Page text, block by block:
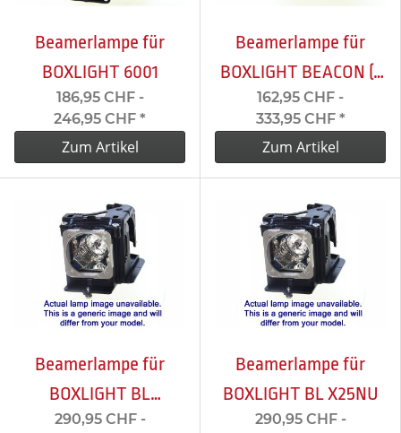
Beamerlampe für
BOXLIGHT 6001
186,95 CHF -
246,95 CHF *
Zum Artikel
Beamerlampe für
BOXLIGHT BEACON (2
pin connector)
162,95 CHF -
333,95 CHF *
Zum Artikel
Beamerlampe für
BOXLIGHT BL
WX25NU
290,95 CHF -
Beamerlampe für
BOXLIGHT BL X25NU
290,95 CHF -